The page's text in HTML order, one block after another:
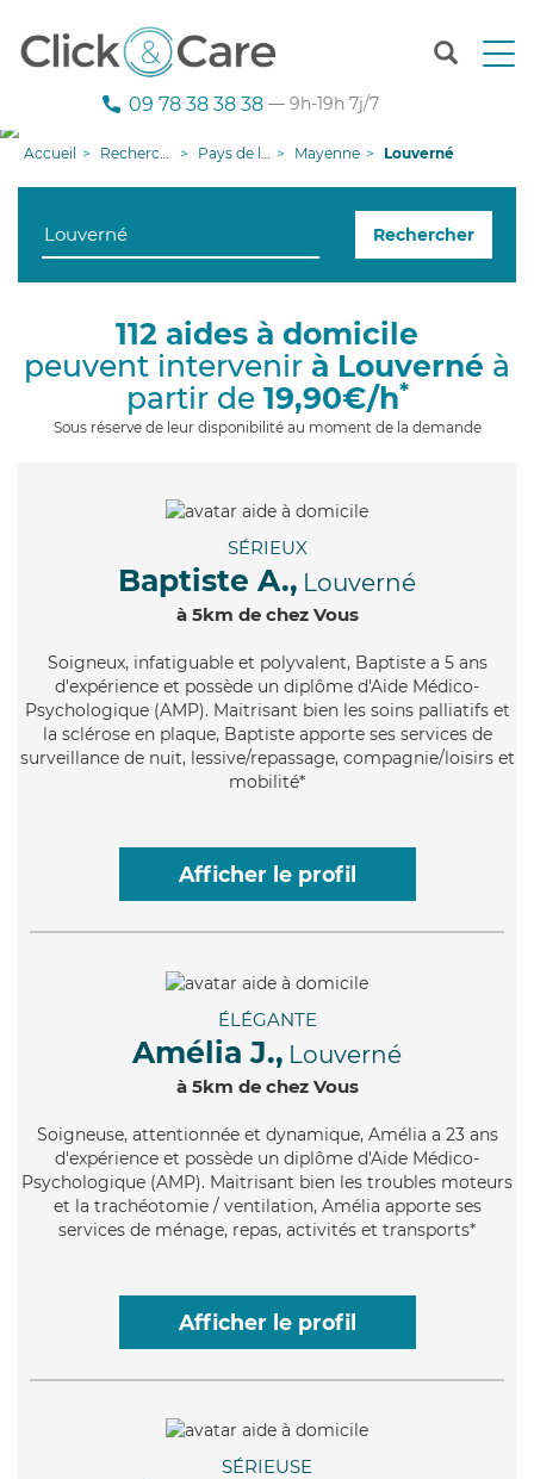
T
n
g
i
09 78 38 38 38 — 9h-19h 7j/7
Accueil Recherche aide à domicile Pays de la Loire Mayenne Louverné
Rechercher
112 aides à domicile
peuvent intervenir à Louverné à
partir de 19,90€/h*
Sous réserve de leur disponibilité au moment de la demande
SÉRIEUX
Baptiste A., Louverné
à 5km de chez Vous
Soigneux, infatiguable et polyvalent, Baptiste a 5 ans
d'expérience et possède un diplôme d'Aide Médico-
Psychologique (AMP). Maitrisant bien les soins palliatifs et
la sclérose en plaque, Baptiste apporte ses services de
surveillance de nuit, lessive/repassage, compagnie/loisirs et
mobilité*
Afficher le profil
ÉLÉGANTE
Amélia J., Louverné
à 5km de chez Vous
Soigneuse, attentionnée et dynamique, Amélia a 23 ans
d'expérience et possède un diplôme d'Aide Médico-
Psychologique (AMP). Maitrisant bien les troubles moteurs
et la trachéotomie / ventilation, Amélia apporte ses
services de ménage, repas, activités et transports*
Afficher le profil
SÉRIEUSE